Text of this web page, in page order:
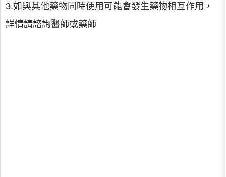
3.如與其他藥物同時使用可能會發生藥物相互作用，
詳情請諮詢醫師或藥師